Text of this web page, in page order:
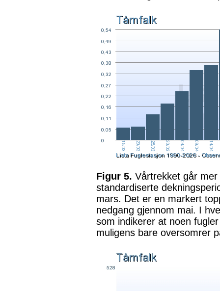
Figur 5. Vårtrekket går
standardiserte
mars. Det er en markert
nedgang gjennom mai. I
som indikerer at noen
muligens bare oversomrer